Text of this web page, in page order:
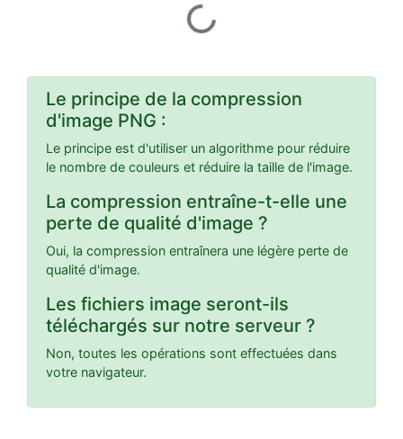
Loading...
Le principe de la compression
d'image PNG :
Le principe est d'utiliser un algorithme pour réduire
le nombre de couleurs et réduire la taille de l'image.
La compression entraîne-t-elle une
perte de qualité d'image ?
Oui, la compression entraînera une légère perte de
qualité d'image.
Les fichiers image seront-ils
téléchargés sur notre serveur ?
Non, toutes les opérations sont effectuées dans
votre navigateur.